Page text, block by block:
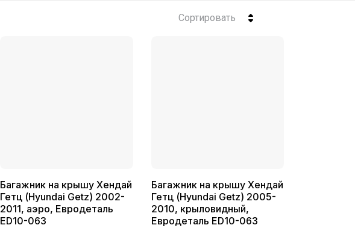
Сортировать
Багажник на крышу Хендай
Гетц (Hyundai Getz) 2002-
2011, аэро, Евродеталь
ED10-063
Багажник на крышу Хендай
Гетц (Hyundai Getz) 2005-
2010, крыловидный,
Евродеталь ED10-063